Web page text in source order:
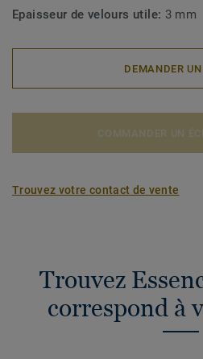
Epaisseur de velours utile: 3 mm
DEMANDER
Trouvez votre contact de vente
Trouvez
correspond à